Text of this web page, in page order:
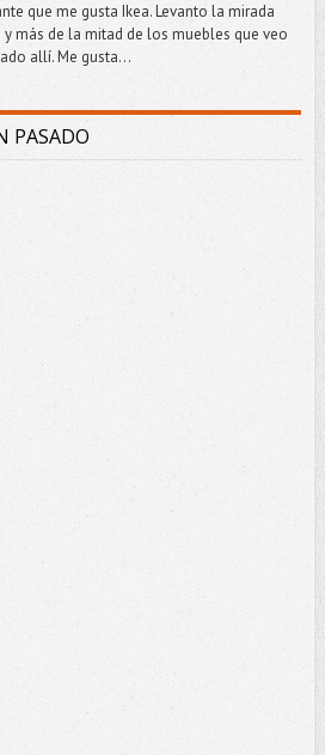
que me gusta Ikea. Levanto la mirada
más de la mitad de los muebles que veo
allí. Me gusta...
PASADO